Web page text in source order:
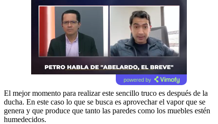
powered by
El mejor momento para realizar este sencillo truco es después de la
ducha. En este caso lo que se busca es aprovechar el vapor que se
genera y que produce que tanto las paredes como los muebles estén
humedecidos.